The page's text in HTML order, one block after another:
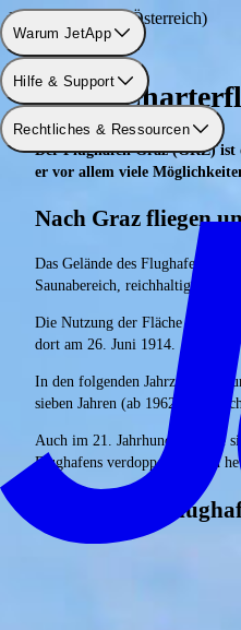
Warum JetApp
Hilfe & Support
Rechtliches & Ressourcen
Flughafen: Graz (Österreich)
Einen
Der Flughafen Graz (GRZ) ist
er vor allem viele
Nach Graz fliegen
Das Gelände des Flughafens
Saunabereich, reichhaltige
Die Nutzung der Fläche des
dort am 26. Juni 1914.
In den folgenden Jahrzehnten
sieben Jahren (ab 1962) hatte
Auch im 21. Jahrhundert füllte
Flughafens verdoppelte. Noch
Die Lage des